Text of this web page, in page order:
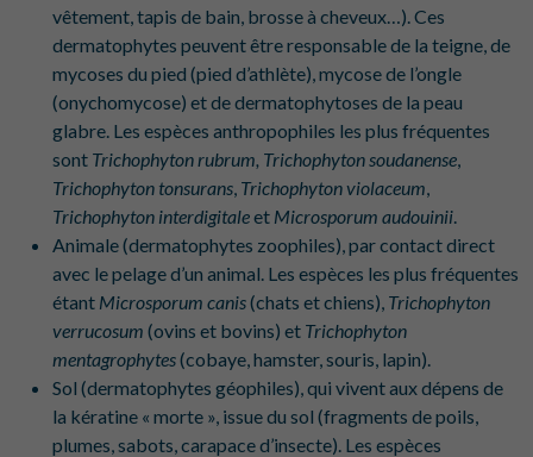
vêtement, tapis de bain, brosse à cheveux…). Ces
dermatophytes peuvent être responsable de la teigne, de
mycoses du pied (pied d’athlète), mycose de l’ongle
(onychomycose) et de dermatophytoses de la peau
glabre. Les espèces anthropophiles les plus fréquentes
sont Trichophyton rubrum, Trichophyton soudanense,
Trichophyton tonsurans, Trichophyton violaceum,
Trichophyton interdigitaleet Microsporum audouinii.
Animale (dermatophytes zoophiles), par contact direct
avec le pelage d’un animal. Les espèces les plus fréquentes
étant Microsporum canis(chats et chiens), Trichophyton
verrucosum (ovins et bovins) et Trichophyton
mentagrophytes(cobaye, hamster, souris, lapin).
Sol (dermatophytes géophiles), qui vivent aux dépens de
la kératine « morte », issue du sol (fragments de poils,
plumes, sabots, carapace d’insecte). Les espèces